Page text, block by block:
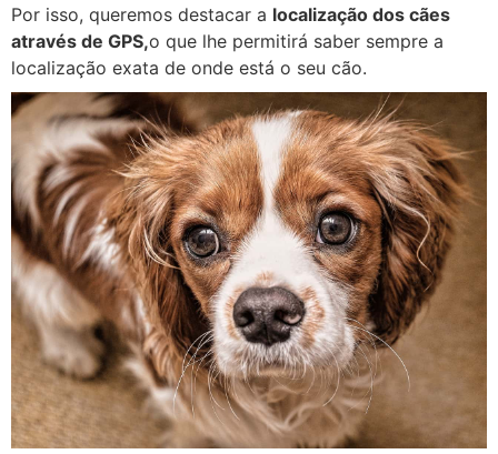
Por isso, queremos destacar a localização dos cães
através de GPS,o que lhe permitirá saber sempre a
localização exata de onde está o seu cão.